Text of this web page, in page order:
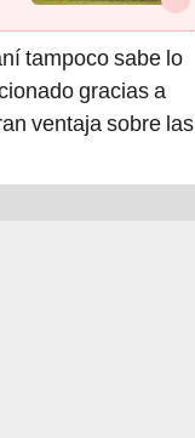
tampoco sabe lo
gracias a
ventaja sobre las